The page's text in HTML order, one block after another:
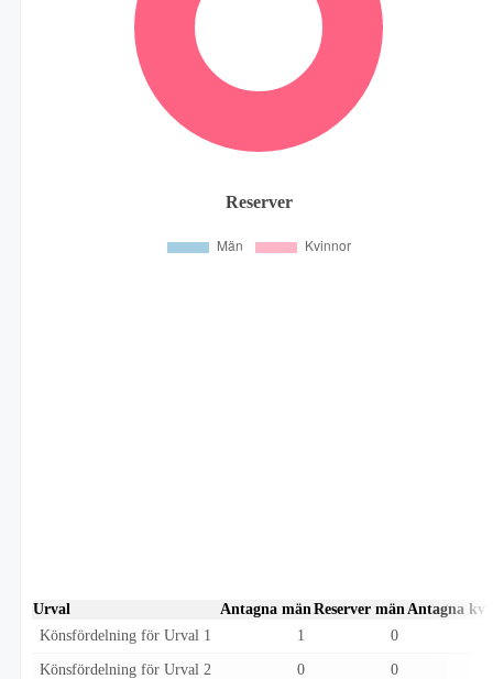
Reserver
Urval Antagna män Reserver män Antagna
Könsfördelning för Urval 1
1 0
Könsfördelning för Urval 2 0 0